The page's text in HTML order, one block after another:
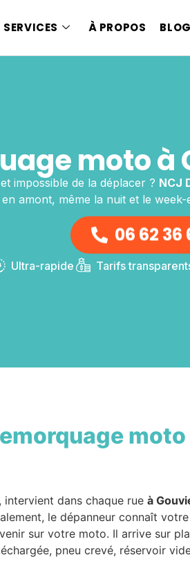
SERVICES À PROPOS BLOG
moto à
et impossible de la déplacer ? NCJ
amont, même la nuit et le
06 62 36
Ultra-rapide Tarifs
moto
dans chaque rue à
le dépanneur connaît
sur votre moto. Il arrive sur
pneu crevé, réservoir